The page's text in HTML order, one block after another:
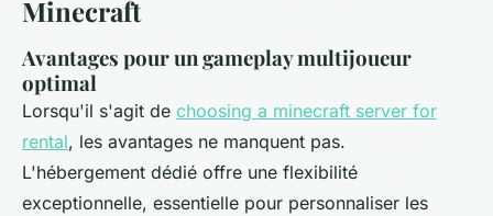
Minecraft
Avantages pour un gameplay multijoueur
optimal
Lorsqu'il s'agit de choosing a minecraft server for
rental, les avantages ne manquent pas.
L'hébergement dédié offre une flexibilité
exceptionnelle, essentielle pour personnaliser les